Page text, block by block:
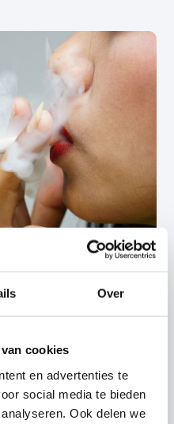
Over
cookies
en advertenties te
social media te bieden
Ook delen we
voorop.
Zo mag gedurende
ruimte betreden.